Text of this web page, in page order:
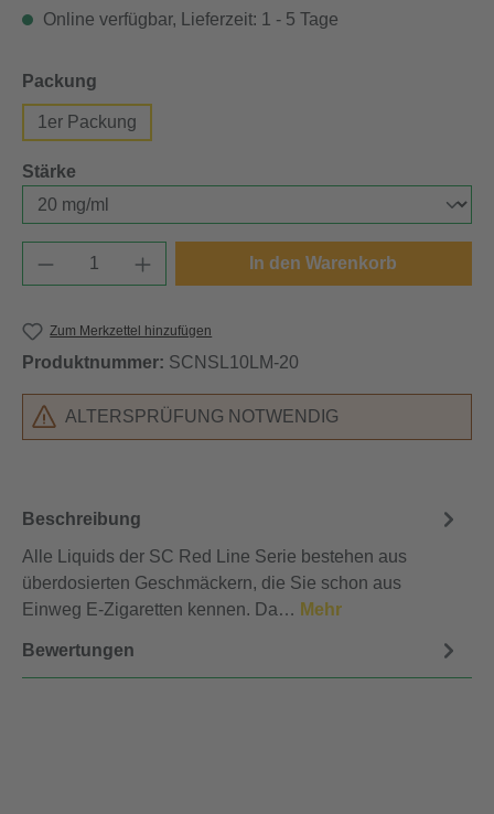
Online verfügbar, Lieferzeit: 1 - 5 Tage
Packung
1er Packung
Stärke
Produkt Anzahl: Gib den gewünschten
In den Warenkorb
Zum Merkzettel hinzufügen
Produktnummer: SCNSL10LM-20
ALTERSPRÜFUNG NOTWENDIG
Beschreibung
Alle Liquids der SC Red Line Serie bestehen aus
überdosierten Geschmäckern, die Sie schon aus
Einweg E-Zigaretten kennen. Da… Mehr
Bewertungen